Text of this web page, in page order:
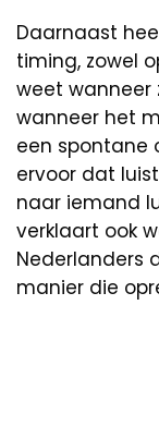
Daarnaast
timing, zowel
weet wanneer
wanneer het
een spontane
ervoor dat
naar iemand
verklaart ook
Nederlanders
manier die